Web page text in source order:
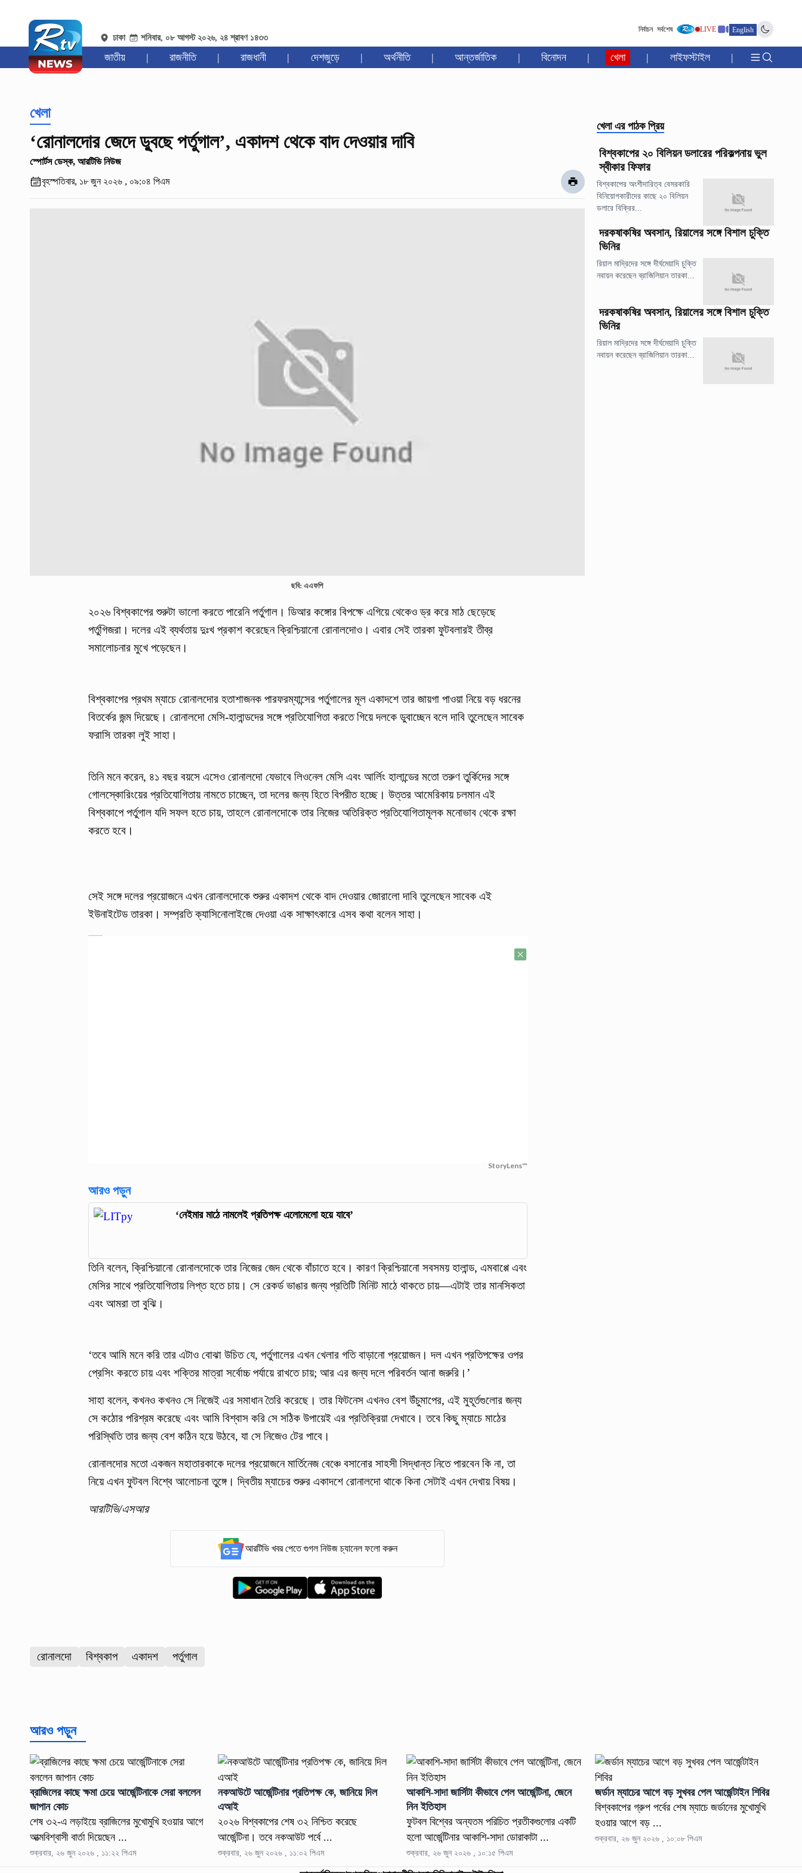
ঢাকা শনিবার, ০৮ আগস্ট ২০২৬, ২৪ শ্রাবণ ১৪৩৩
নির্বাচন সর্বশেষ LIVE English
জাতীয় | রাজনীতি | রাজধানী | দেশজুড়ে | অর্থনীতি | আন্তর্জাতিক | বিনোদন | খেলা | লাইফস্টাইল |
খেলা
‘রোনালদোর জেদে ডু্বছে পর্তুগাল’, একাদশ থেকে বাদ দেওয়ার দাবি
স্পোর্টস ডেস্ক, আরটিভি নিউজ
বৃহস্পতিবার, ১৮ জুন ২০২৬ , ০৯:০৪ পিএম
ছবি: এএফপি
২০২৬ বিশ্বকাপের শুরুটা ভালো করতে পারেনি পর্তুগাল। ডিআর কঙ্গোর বিপক্ষে এগিয়ে থেকেও ড্র করে মাঠ ছেড়েছে
পর্তুগিজরা। দলের এই ব্যর্থতায় দুঃখ প্রকাশ করেছেন ক্রিশ্চিয়ানো রোনালদোও। এবার সেই তারকা ফুটবলারই তীব্র
সমালোচনার মুখে পড়েছেন।
বিশ্বকাপের প্রথম ম্যাচে রোনালদোর হতাশাজনক পারফরম্যান্সের পর্তুগালের মূল একাদশে তার জায়গা পাওয়া নিয়ে বড় ধরনের
বিতর্কের জন্ম দিয়েছে। রোনালদো মেসি-হালান্ডদের সঙ্গে প্রতিযোগিতা করতে গিয়ে দলকে ডুবাচ্ছেন বলে দাবি তুলেছেন সাবেক
ফরাসি তারকা লুই সাহা।
তিনি মনে করেন, ৪১ বছর বয়সে এসেও রোনালদো যেভাবে লিওনেল মেসি এবং আর্লিং হালান্ডের মতো তরুণ তুর্কিদের সঙ্গে
গোলস্কোরিংয়ের প্রতিযোগিতায় নামতে চাচ্ছেন, তা দলের জন্য হিতে বিপরীত হচ্ছে। উত্তর আমেরিকায় চলমান এই
বিশ্বকাপে পর্তুগাল যদি সফল হতে চায়, তাহলে রোনালদোকে তার নিজের অতিরিক্ত প্রতিযোগিতামূলক মনোভাব থেকে রক্ষা
করতে হবে।
সেই সঙ্গে দলের প্রয়োজনে এখন রোনালদোকে শুরুর একাদশ থেকে বাদ দেওয়ার জোরালো দাবি তুলেছেন সাবেক এই
ইউনাইটেড তারকা। সম্প্রতি ক্যাসিনোলাইজে দেওয়া এক সাক্ষাৎকারে এসব কথা বলেন সাহা।
StoryLens™
আরও পড়ুন
‘নেইমার মাঠে নামলেই প্রতিপক্ষ এলোমেলো হয়ে যাবে’
তিনি বলেন, ক্রিশ্চিয়ানো রোনালদোকে তার নিজের জেদ থেকে বাঁচাতে হবে। কারণ ক্রিশ্চিয়ানো সবসময় হালান্ড, এমবাপ্পে এবং
মেসির সাথে প্রতিযোগিতায় লিপ্ত হতে চায়। সে রেকর্ড ভাঙার জন্য প্রতিটি মিনিট মাঠে থাকতে চায়—এটাই তার মানসিকতা
এবং আমরা তা বুঝি।
‘তবে আমি মনে করি তার এটাও বোঝা উচিত যে, পর্তুগালের এখন খেলার গতি বাড়ানো প্রয়োজন। দল এখন প্রতিপক্ষের ওপর
প্রেসিং করতে চায় এবং শক্তির মাত্রা সর্বোচ্চ পর্যায়ে রাখতে চায়; আর এর জন্য দলে পরিবর্তন আনা জরুরি।’
সাহা বলেন, কখনও কখনও সে নিজেই এর সমাধান তৈরি করেছে। তার ফিটনেস এখনও বেশ উঁচুমাপের, এই মুহূর্তগুলোর জন্য
সে কঠোর পরিশ্রম করেছে এবং আমি বিশ্বাস করি সে সঠিক উপায়েই এর প্রতিক্রিয়া দেখাবে। তবে কিছু ম্যাচে মাঠের
পরিস্থিতি তার জন্য বেশ কঠিন হয়ে উঠবে, যা সে নিজেও টের পাবে।
রোনালদোর মতো একজন মহাতারকাকে দলের প্রয়োজনে মার্তিনেজ বেঞ্চে বসানোর সাহসী সিদ্ধান্ত নিতে পারবেন কি না, তা
নিয়ে এখন ফুটবল বিশ্বে আলোচনা তুঙ্গে। দ্বিতীয় ম্যাচের শুরুর একাদশে রোনালদো থাকে কিনা সেটাই এখন দেখায় বিষয়।
আরটিভি/এসআর
আরটিভি খবর পেতে গুগল নিউজ চ্যানেল ফলো করুন
রোনালদো বিশ্বকাপ একাদশ পর্তুগাল
খেলা এর পাঠক প্রিয়
বিশ্বকাপের ২০ বিলিয়ন ডলারের পরিকল্পনায় ভুল
স্বীকার ফিফার
বিশ্বকাপের অংশীদারিত্ব বেসরকারি
বিনিয়োগকারীদের কাছে ২০ বিলিয়ন
ডলারে বিক্রির...
দরকষাকষির অবসান, রিয়ালের সঙ্গে বিশাল চুক্তি
ভিনির
রিয়াল মাদ্রিদের সঙ্গে দীর্ঘমেয়াদি চুক্তি
নবায়ন করেছেন ব্রাজিলিয়ান তারকা...
দরকষাকষির অবসান, রিয়ালের সঙ্গে বিশাল চুক্তি
ভিনির
রিয়াল মাদ্রিদের সঙ্গে দীর্ঘমেয়াদি চুক্তি
নবায়ন করেছেন ব্রাজিলিয়ান তারকা...
আরও পড়ুন
ব্রাজিলের কাছে ক্ষমা চেয়ে আর্জেন্টিনাকে সেরা বললেন
জাপান কোচ
শেষ ৩২-এ লড়াইয়ে ব্রাজিলের মুখোমুখি হওয়ার আগে
আত্মবিশ্বাসী বার্তা দিয়েছেন ...
শুক্রবার, ২৬ জুন ২০২৬ , ১১:২২ পিএম
নকআউটে আর্জেন্টিনার প্রতিপক্ষ কে, জানিয়ে দিল
এআই
২০২৬ বিশ্বকাপের শেষ ৩২ নিশ্চিত করেছে
আর্জেন্টিনা। তবে নকআউট পর্বে ...
শুক্রবার, ২৬ জুন ২০২৬ , ১১:০২ পিএম
আকাশি-সাদা জার্সিটা কীভাবে পেল আর্জেন্টিনা, জেনে
নিন ইতিহাস
ফুটবল বিশ্বের অন্যতম পরিচিত প্রতীকগুলোর একটি
হলো আর্জেন্টিনার আকাশি-সাদা ডোরাকাটা ...
শুক্রবার, ২৬ জুন ২০২৬ , ১০:১৫ পিএম
জর্ডান ম্যাচের আগে বড় সুখবর পেল আর্জেন্টাইন শিবির
বিশ্বকাপের গ্রুপ পর্বের শেষ ম্যাচে জর্ডানের মুখোমুখি
হওয়ার আগে বড় ...
শুক্রবার, ২৬ জুন ২০২৬ , ১০:০৮ পিএম